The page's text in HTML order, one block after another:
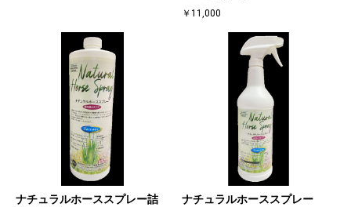
￥11,000
ナチュラルホーススプレー詰
ナチュラルホーススプレー